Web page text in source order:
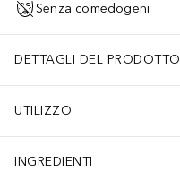
Senza comedogeni
DETTAGLI DEL PRODOTTO
UTILIZZO
INGREDIENTI